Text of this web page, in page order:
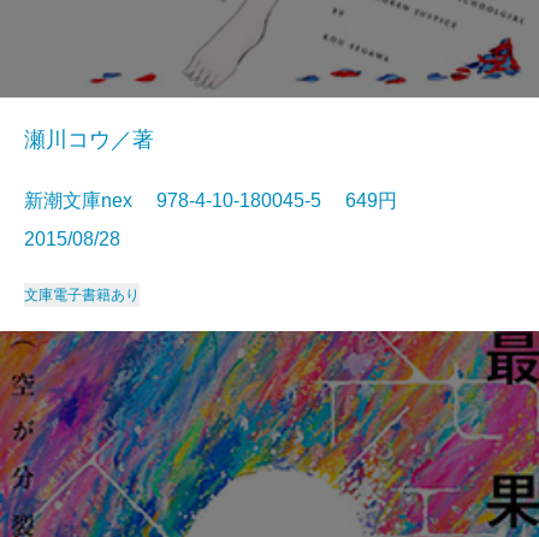
瀬川コウ／著
新潮文庫nex 978-4-10-180045-5 649円
2015/08/28
文庫電子書籍あり